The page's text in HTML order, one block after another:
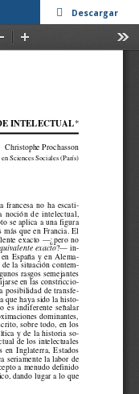
Descargar